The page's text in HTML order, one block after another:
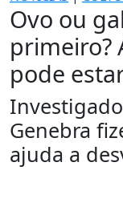
Ovo ou
primeiro?
pode
Genebra
ajuda a